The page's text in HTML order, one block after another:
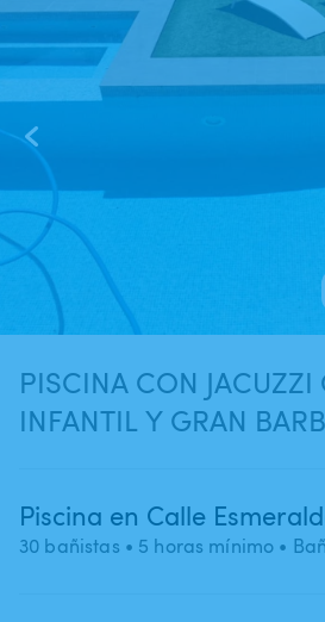
PISCINA CON
INFANTIL Y GRAN
Piscina en Calle
30 bañistas • 5 horas mínimo •